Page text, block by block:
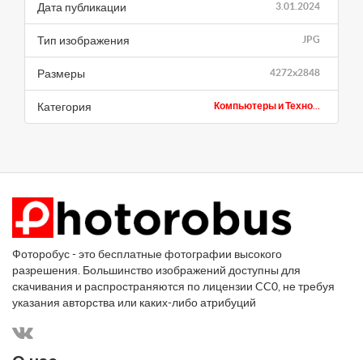
3.01.2024
Дата публикации
JPG
Тип изображения
4272x2848
Размеры
Компьютеры и Техно...
Категория
Фоторобус - это бесплатные фотографии высокого
разрешения. Большинство изображений доступны для
скачивания и распространяются по лицензии CC0, не требуя
указания авторства или каких-либо атрибуций